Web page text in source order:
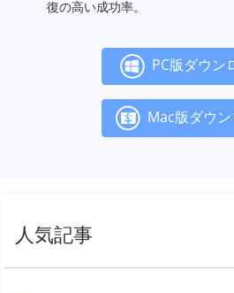
復の高い成功率。
PC版ダウン
Mac版ダウ
人気記事